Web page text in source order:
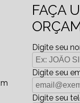
FAÇA
Digite seu
Digite seu
Digite seu